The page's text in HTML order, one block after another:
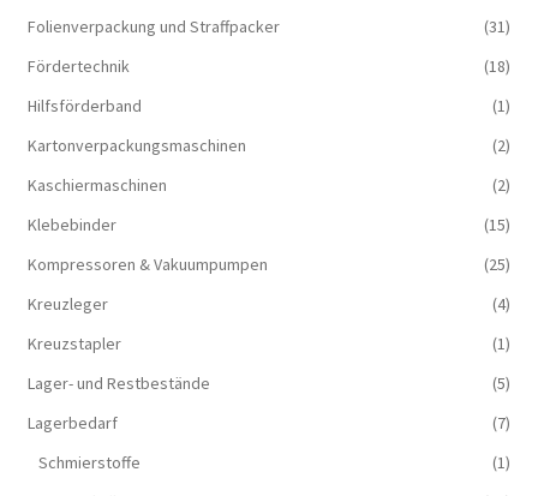
Folienverpackung und Straffpacker
(31)
Fördertechnik
(18)
Hilfsförderband
(1)
Kartonverpackungsmaschinen
(2)
Kaschiermaschinen
(2)
Klebebinder
(15)
Kompressoren & Vakuum­pumpen
(25)
Kreuzleger
(4)
Kreuzstapler
(1)
Lager- und Restbestände
(5)
Lagerbedarf
(7)
Schmierstoffe
(1)